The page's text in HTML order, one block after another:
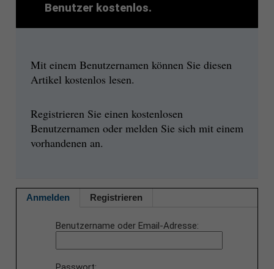
Benutzer kostenlos.
Mit einem Benutzernamen können Sie diesen
Artikel kostenlos lesen.
Registrieren Sie einen kostenlosen
Benutzernamen oder melden Sie sich mit einem
vorhandenen an.
Anmelden Registrieren
Benutzername oder Email-Adresse